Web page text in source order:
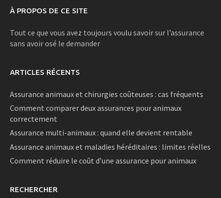
À PROPOS DE CE SITE
Tout ce que vous avez toujours voulu savoir sur l’assurance
sans avoir osé le demander
ARTICLES RÉCENTS
Assurance animaux et chirurgies coûteuses : cas fréquents
Comment comparer deux assurances pour animaux
correctement
Assurance multi-animaux : quand elle devient rentable
Assurance animaux et maladies héréditaires : limites réelles
Comment réduire le coût d’une assurance pour animaux
RECHERCHER